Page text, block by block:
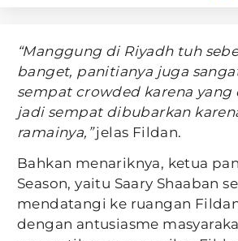
“Manggung di Riyadh tuh
banget, panitianya juga
sempat crowded karena yang
jadi sempat dibubarkan
ramainya,”jelas Fildan.
Bahkan menariknya, ketua
Season, yaitu Saary Shaaban
mendatangi ke ruangan
dengan antusiasme